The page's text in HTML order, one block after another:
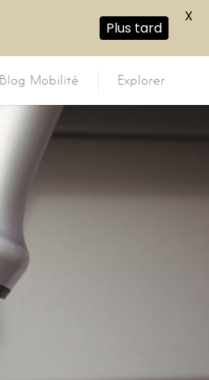
Blog Mobilité Explorer
Plus tard
X